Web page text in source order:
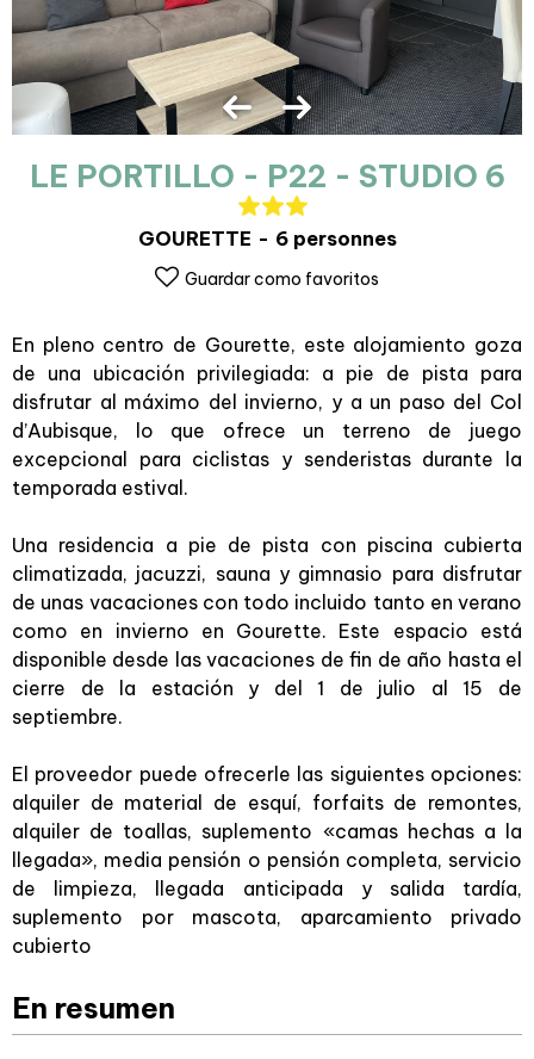
LE PORTILLO - P22 - STUDIO 6
GOURETTE 6 personnes
Guardar como favoritos
En pleno centro de Gourette, este alojamiento goza
de una ubicación privilegiada: a pie de pista para
disfrutar al máximo del invierno, y a un paso del Col
d’Aubisque, lo que ofrece un terreno de juego
excepcional para ciclistas y senderistas durante la
temporada estival.
Una residencia a pie de pista con piscina cubierta
climatizada, jacuzzi, sauna y gimnasio para disfrutar
de unas vacaciones con todo incluido tanto en verano
como en invierno en Gourette. Este espacio está
disponible desde las vacaciones de fin de año hasta el
cierre de la estación y del 1 de julio al 15 de
septiembre.
El proveedor puede ofrecerle las siguientes opciones:
alquiler de material de esquí, forfaits de remontes,
alquiler de toallas, suplemento «camas hechas a la
llegada», media pensión o pensión completa, servicio
de limpieza, llegada anticipada y salida tardía,
suplemento por mascota, aparcamiento privado
cubierto
En resumen